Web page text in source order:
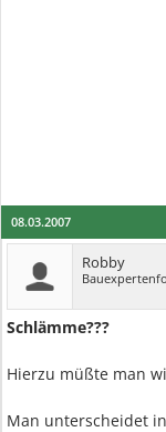
08.03.2007
Robby
Schlämme???
Hierzu müßte man
Man unterscheidet